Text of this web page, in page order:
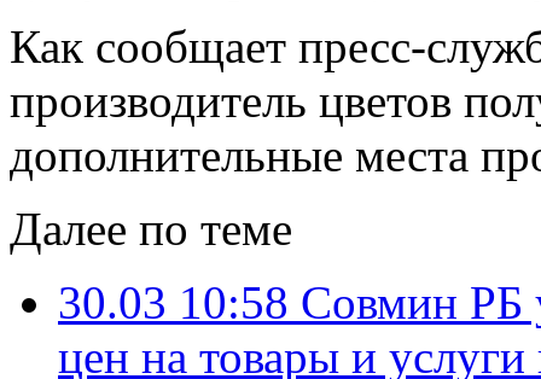
Как сообщает пресс-
производитель цветов
дополнительные места
Далее по теме
30.03 10:58 Совмин РБ
цен на товары и